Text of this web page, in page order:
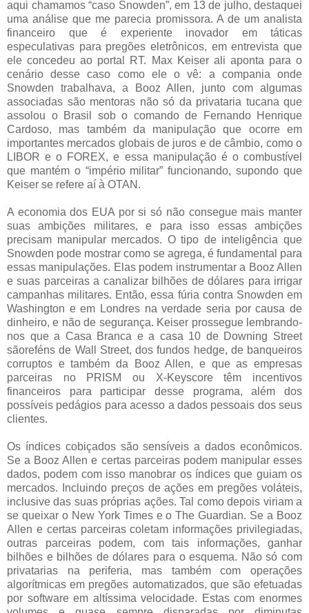
aqui chamamos “caso Snowden”, em 13 de julho, destaquei
uma análise que me parecia promissora. A de um analista
financeiro que é experiente inovador em táticas
especulativas para pregões eletrônicos, em entrevista que
ele concedeu ao portal RT. Max Keiser ali aponta para o
cenário desse caso como ele o vê: a compania onde
Snowden trabalhava, a Booz Allen, junto com algumas
associadas são mentoras não só da privataria tucana que
assolou o Brasil sob o comando de Fernando Henrique
Cardoso, mas também da manipulação que ocorre em
importantes mercados globais de juros e de câmbio, como o
LIBOR e o FOREX, e essa manipulação é o combustível
que mantém o “império militar” funcionando, supondo que
Keiser se refere aí à OTAN.
A economia dos EUA por si só não consegue mais manter
suas ambições militares, e para isso essas ambições
precisam manipular mercados. O tipo de inteligência que
Snowden pode mostrar como se agrega, é fundamental para
essas manipulações. Elas podem instrumentar a Booz Allen
e suas parceiras a canalizar bilhões de dólares para irrigar
campanhas militares. Então, essa fúria contra Snowden em
Washington e em Londres na verdade seria por causa de
dinheiro, e não de segurança. Keiser prossegue lembrando-
nos que a Casa Branca e a casa 10 de Downing Street
sãoreféns de Wall Street, dos fundos hedge, de banqueiros
corruptos e também da Booz Allen, e que as empresas
parceiras no PRISM ou X-Keyscore têm incentivos
financeiros para participar desse programa, além dos
possíveis pedágios para acesso a dados pessoais dos seus
clientes.
Os índices cobiçados são sensíveis a dados econômicos.
Se a Booz Allen e certas parceiras podem manipular esses
dados, podem com isso manobrar os índices que guiam os
mercados. Incluindo preços de ações em pregões voláteis,
inclusive das suas próprias ações. Tal como depois viriam a
se queixar o New York Times e o The Guardian. Se a Booz
Allen e certas parceiras coletam informações privilegiadas,
outras parceiras podem, com tais informações, ganhar
bilhões e bilhões de dólares para o esquema. Não só com
privatarias na periferia, mas também com operações
algorítmicas em pregões automatizados, que são efetuadas
por software em altíssima velocidade. Estas com enormes